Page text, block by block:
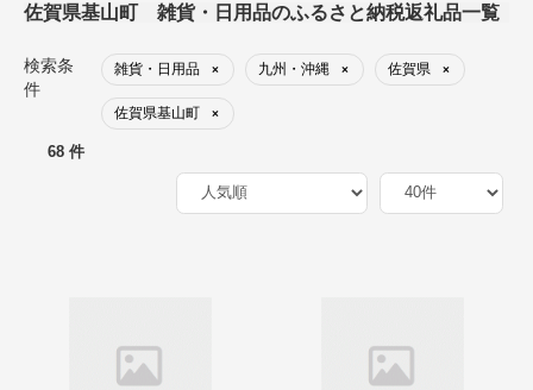
佐賀県基山町 雑貨・日用品のふるさと納税返礼品一覧
検索条
件
雑貨・日用品 × 九州・沖縄 × 佐賀県 ×
佐賀県基山町 ×
68 件